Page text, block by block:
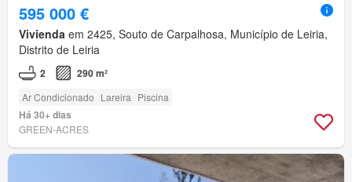
595 000 €
Vivienda em 2425, Souto de Carpalhosa, Município de Leiria,
Distrito de Leiria
2 290 m²
Ar Condicionado Lareira Piscina
Há 30+ dias
GREEN-ACRES